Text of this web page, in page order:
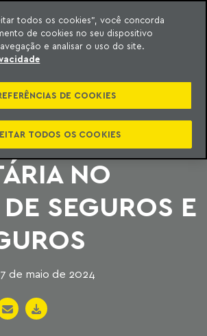
|
NO
SEGUROS E
de maio de 2024
todos os cookies”, você concorda
de cookies no seu dispositivo
e analisar o uso do site.
DE COOKIES
TODOS OS COOKIES